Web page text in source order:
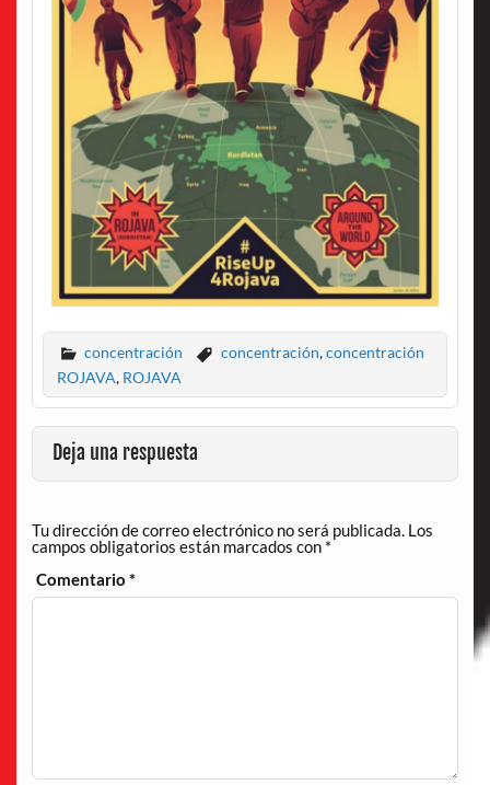
concentración concentración,concentración
ROJAVA, ROJAVA
Deja una respuesta
Tu dirección de correo electrónico no será publicada. Los
campos obligatorios están marcados con *
Comentario*